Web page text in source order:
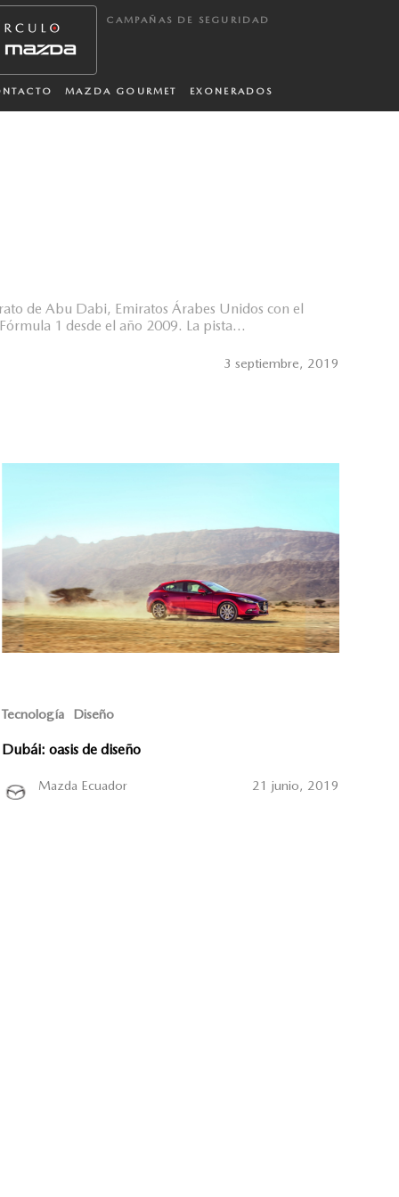
CAMPAÑAS DE SEGURIDAD
MAZDA GOURMET EXONERADOS
de Abu Dabi, Emiratos Árabes Unidos con el
1 desde el año 2009. La pista...
3 septiembre, 2019
Tecnología Diseño
Dubái: oasis de diseño
Mazda Ecuador 21 junio, 2019